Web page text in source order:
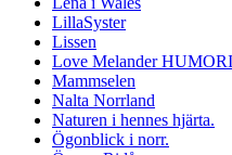
LillaSyster
Lissen
Love Melander
Mammselen
Nalta Norrland
Naturen i hennes hjärta.
Ögonblick i norr.